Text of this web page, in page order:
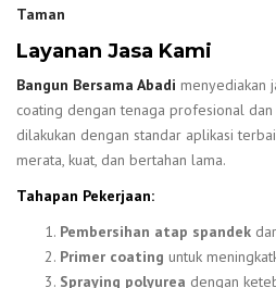
Taman
Layanan Jasa Kami
Bangun Bersama Abadi menyediakan
coating dengan tenaga profesional
dilakukan dengan standar aplikasi
merata, kuat, dan bertahan lama.
Tahapan Pekerjaan:
Pembersihan atap spandek
Primer coating untuk
Spraying polyurea dengan